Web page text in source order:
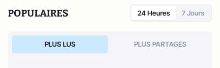
POPULAIRES 24 Heures 7 Jours
PLUS LUS PLUS PARTAGES